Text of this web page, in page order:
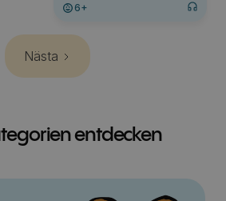
6+
Nästa
entdecken